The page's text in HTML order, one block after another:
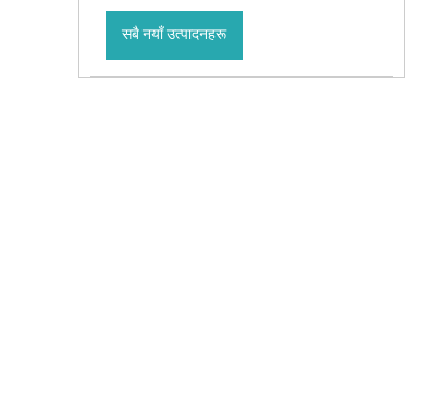
सबै नयाँ उत्पादनहरू